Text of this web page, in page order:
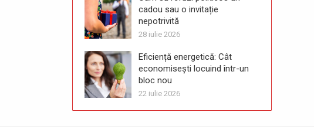
cadou sau o invitație
nepotrivită
28 iulie 2026
Eficiență energetică: Cât
economisești locuind într-un
bloc nou
22 iulie 2026